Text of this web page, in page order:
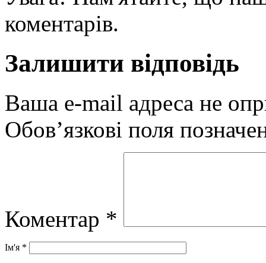
коментарів.
Залишити відповідь
Ваша e-mail адреса не
Обов’язкові поля
Коментар *
Ім'я *